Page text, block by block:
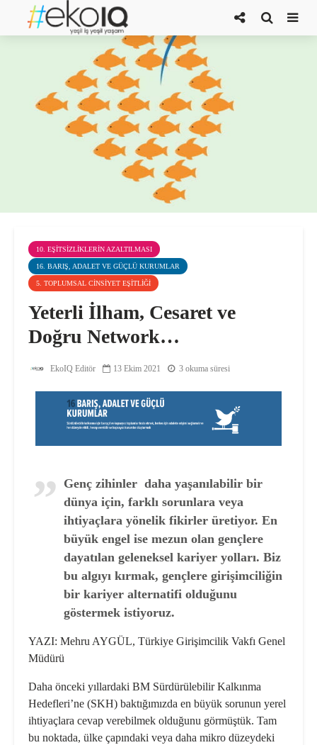
10. EŞITSIZLIKLERIN AZALTILMASI
16. BARIŞ, ADALET VE GÜÇLÜ KURUMLAR
5. TOPLUMSAL CINSIYET EŞITLIĞI
Yeterli İlham, Cesaret ve
Doğru Network…
EkoIQ Editör 13 Ekim 2021 3 okuma süresi
Genç zihinler daha yaşanılabilir bir
dünya için, farklı sorunlara veya
ihtiyaçlara yönelik fikirler üretiyor. En
büyük engel ise mezun olan gençlere
dayatılan geleneksel kariyer yolları. Biz
bu algıyı kırmak, gençlere girişimciliğin
bir kariyer alternatifi olduğunu
göstermek istiyoruz.
YAZI: Mehru AYGÜL, Türkiye Girişimcilik Vakfı Genel
Müdürü
Daha önceki yıllardaki BM Sürdürülebilir Kalkınma
Hedefleri’ne (SKH) baktığımızda en büyük sorunun yerel
ihtiyaçlara cevap verebilmek olduğunu görmüştük. Tam
bu noktada, ülke çapındaki veya daha mikro düzeydeki